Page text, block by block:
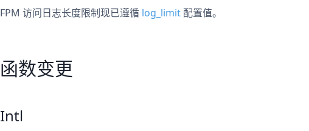
FPM 访问日志长度限制现已遵循 log_limit 配置值。
函数变更
Intl